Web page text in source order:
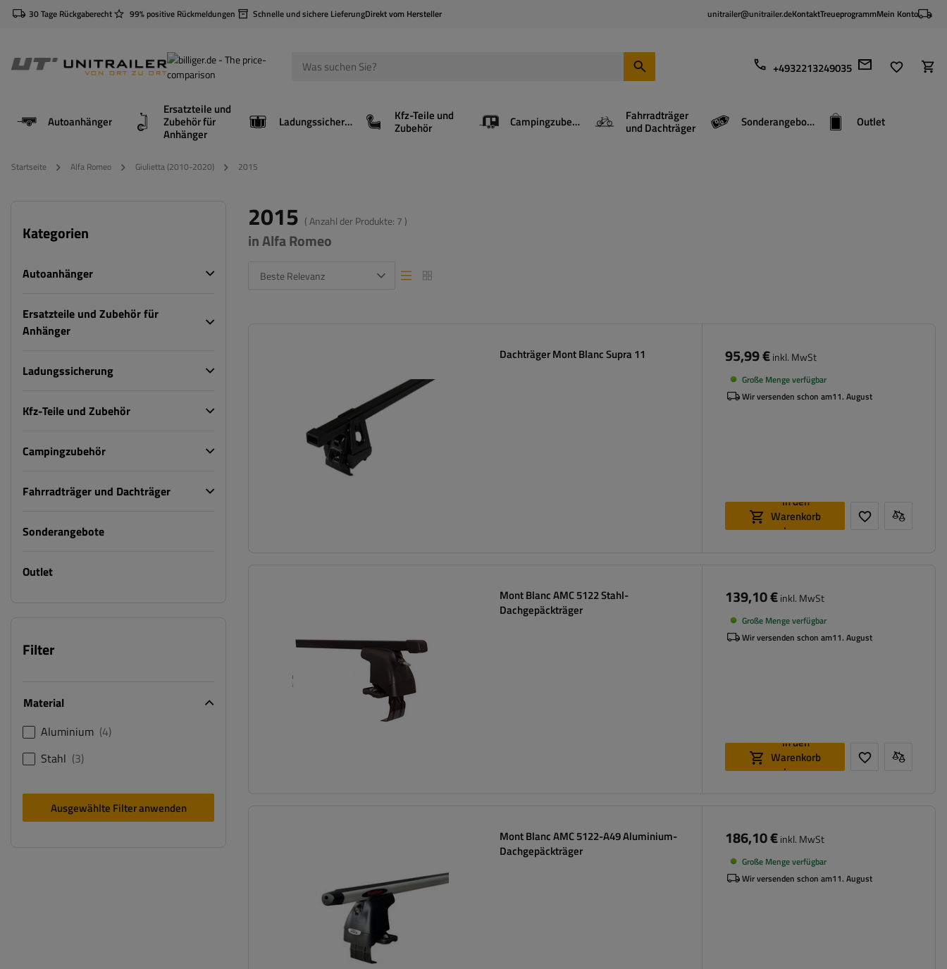
30 Tage Rückgaberecht 99% positive Rückmeldungen Schnelle und sichere LieferungDirekt vom Hersteller unitrailer@unitrailer.deKontaktTreueprogrammMein Konto
+4932213249035
Autoanhänger
Ersatzteile und
Zubehör für
Anhänger
Ladungssicherung Kfz-Teile und
Zubehör Campingzubehör Fahrradträger
und Dachträger Sonderangebote Outlet
Startseite Alfa Romeo Giulietta (2010-2020) 2015
Kategorien
Autoanhänger
Ersatzteile und Zubehör für
Anhänger
Ladungssicherung
Kfz-Teile und Zubehör
Campingzubehör
Fahrradträger und Dachträger
Sonderangebote
Outlet
Filter
Material
Aluminium 4
Stahl 3
Ausgewählte Filter anwenden
2015 ( Anzahl der Produkte: 7 )
in Alfa Romeo
Beste Relevanz Listenansicht
Listenansicht
Dachträger Mont Blanc Supra 11 95,99 €inkl. MwSt
Große Menge verfügbar
Wir versenden schon am11. August
In den
Warenkorb
legen
Mont Blanc AMC 5122 Stahl-
Dachgepäckträger
139,10 €inkl. MwSt
Große Menge verfügbar
Wir versenden schon am11. August
In den
Warenkorb
legen
Mont Blanc AMC 5122-A49 Aluminium-
Dachgepäckträger
186,10 €inkl. MwSt
Große Menge verfügbar
Wir versenden schon am11. August